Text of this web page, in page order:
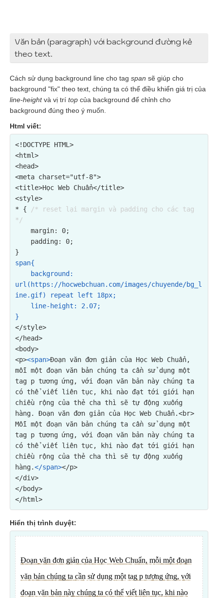
Văn bản (paragraph) với background đường kẻ
theo text.
Cách sử dụng background line cho tag span sẽ giúp cho
background "fix" theo text, chúng ta có thể điều khiển giá trị của
line-heightvà vị trí top của background để chỉnh cho
background đúng theo ý muốn.
Html viết:
<!DOCTYPE HTML>
<html>
<head>
<meta charset="utf-8">
<title>Học Web Chuẩn</title>
<style>
* {
/* reset lại margin và padding cho các tag
*/
span{
background:
url(https://hocwebchuan.com/images/chuyende/bg_l
ine.gif) repeat left 18px;
}
</style>
</head>
<p><span>Đoạn văn đơn giản của Học Web Chuẩn,
mỗi một đoạn văn bản chúng ta cần sử dụng một
tag p tương ứng, với đoạn văn bản này chúng ta
có thể viết liên tục, khi nào đạt tới giới hạn
chiều rộng của thẻ cha thì sẽ tự động xuống
hàng. Đoạn văn đơn giản của Học Web Chuẩn.<br>
Mỗi một đoạn văn bản chúng ta cần sử dụng một
tag p tương ứng, với đoạn văn bản này chúng ta
có thể viết liên tục, khi nào đạt tới giới hạn
chiều rộng của thẻ cha thì sẽ tự động xuống
hàng.</span></p>
</div>
</body>
Hiển thị trình duyệt: